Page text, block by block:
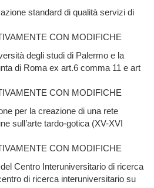
standard di qualità servizi di
CON MODIFICHE
degli studi di Palermo e la
di Roma ex art.6 comma 11 e art
CON MODIFICHE
per la creazione di una rete
sull’arte tardo-gotica (XV-XVI
CON MODIFICHE
Centro Interuniversitario di ricerca
di ricerca interuniversitario su